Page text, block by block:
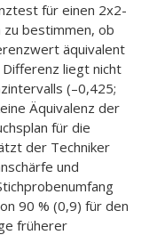
für einen 2x2-
zu bestimmen, ob
äquivalent
liegt nicht
(–0,425;
Äquivalenz der
für die
der Techniker
und
90 % (0,9) für den
früherer